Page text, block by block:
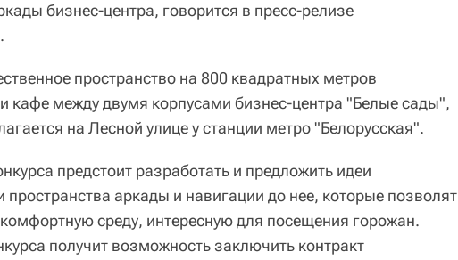
бизнес-центра, говорится в пресс-релизе
пространство на 800 квадратных метров
кафе между двумя корпусами бизнес-центра "Белые сады",
на Лесной улице у станции метро "Белорусская".
предстоит разработать и предложить идеи
пространства аркады и навигации до нее, которые позволят
среду, интересную для посещения горожан.
получит возможность заключить контракт